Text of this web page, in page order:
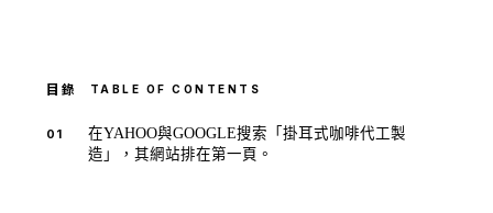
TABLE OF CONTENTS
在YAHOO與GOOGLE搜索「掛耳式咖啡代工製
造」，其網站排在第一頁。